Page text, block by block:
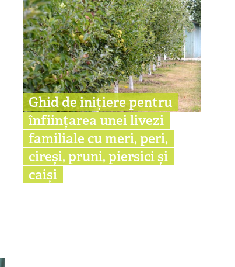
Ghid de inițiere pentru
înființarea unei livezi
familiale cu meri, peri,
cireși, pruni, piersici și
caiși